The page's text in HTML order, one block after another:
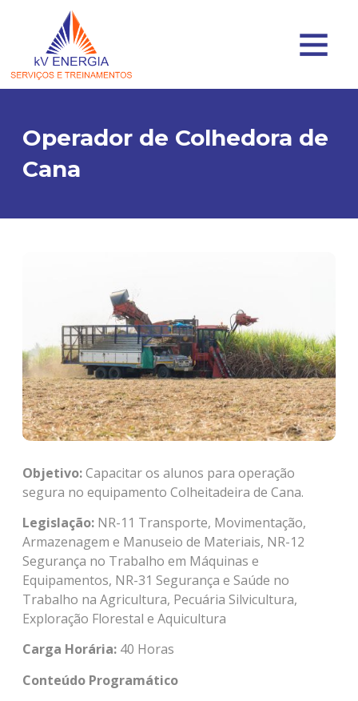
Operador de Colhedora de
Cana
Objetivo:Capacitar os alunos para operação
segura no equipamento Colheitadeira de Cana.
Legislação: NR-11 Transporte, Movimentação,
Armazenagem e Manuseio de Materiais, NR-12
Segurança no Trabalho em Máquinas e
Equipamentos, NR-31 Segurança e Saúde no
Trabalho na Agricultura, Pecuária Silvicultura,
Exploração Florestal e Aquicultura
Carga Horária: 40 Horas
Conteúdo Programático